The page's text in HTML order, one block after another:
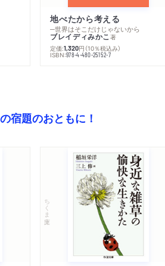
地べたから考える
─世界はそこだけじゃないから
ブレイディみかこ著
定価:1,320円 （10％税込み）
ISBN:978-4-480-25152-7
宿題のおともに！
ちくま文庫